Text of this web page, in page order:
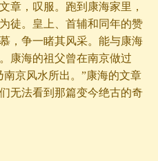
章，叹服。跑到康海家里，
徒。皇上、首辅和同年的赞
，争一睹其风采。能与康海
康海的祖父曾在南京做过
京风水所出。”康海的文章
无法看到那篇变今绝古的奇